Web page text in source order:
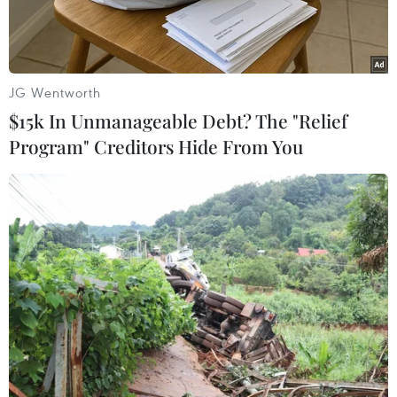
Người dân Venezuela xếp hàng chờ đổi tiền bên ngoài ngân
hàng trung ương ở Caracas ngày 16/12. (Nguồn: AFP/TTXVN)
Ngày 17/12, Tổng thống Venezuela Nicolás
Maduro thông báo quyết định kéo dài thời hạn
ngừng lưu hành đồng tiền 100 bolivar, có mệnh
JG Wentworth
$15k In Unmanageable Debt? The "Relief
Program" Creditors Hide From You